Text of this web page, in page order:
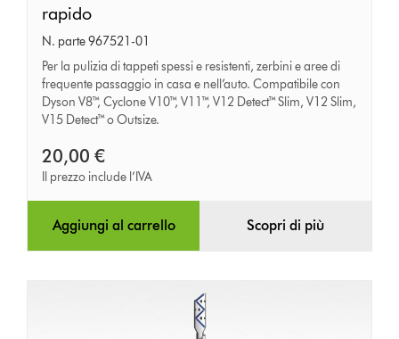
sporco
difficile
ad
attacco
rapido
rapido
N. parte 967521-01
Per la pulizia di tappeti spessi e resistenti, zerbini e aree di
frequente passaggio in casa e nell’auto. Compatibile con
Dyson V8™, Cyclone V10™, V11™, V12 Detect™ Slim, V12 Slim,
V15 Detect™ o Outsize.
20,00 €
Il prezzo include l’IVA
Aggiungi al carrello Scopri di più